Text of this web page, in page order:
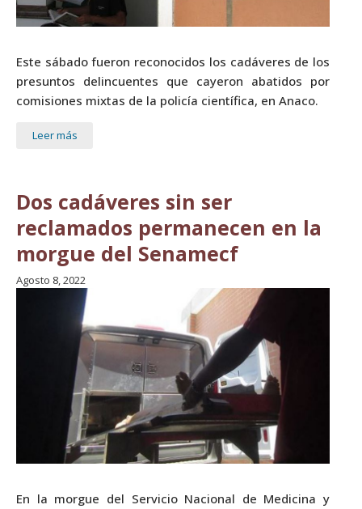
Este sábado fueron reconocidos los cadáveres de los
presuntos delincuentes que cayeron abatidos por
comisiones mixtas de la policía científica, en Anaco.
Leer más
Dos cadáveres sin ser
reclamados permanecen en la
morgue del Senamecf
Agosto 8, 2022
En la morgue del Servicio Nacional de Medicina y